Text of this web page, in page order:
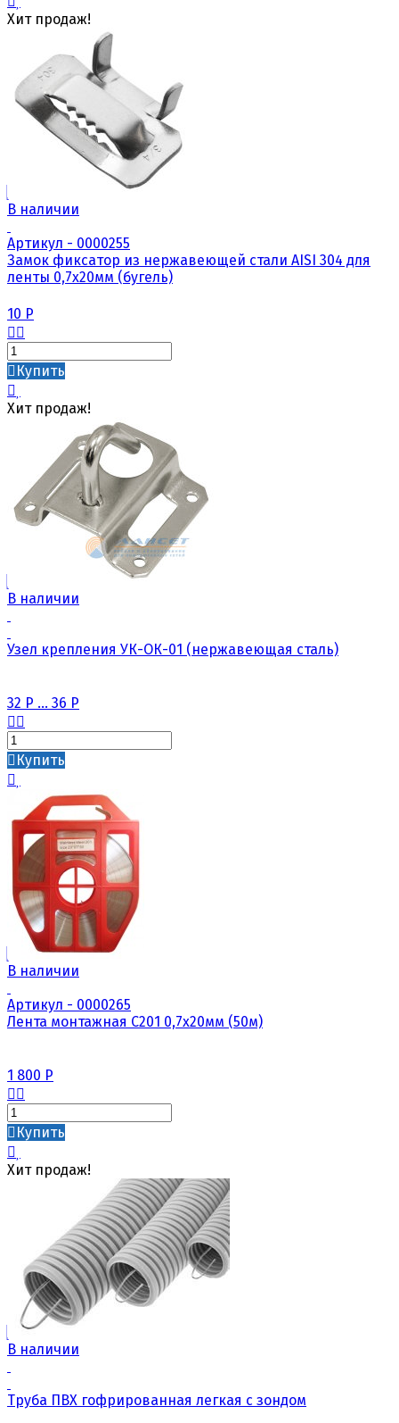
Хит продаж!
В наличии
Артикул - 0000255
Замок фиксатор из нержавеющей стали AISI 304 для
ленты 0,7х20мм (бугель)
10 Р
Купить
Хит продаж!
В наличии
Узел крепления УК-ОК-01 (нержавеющая сталь)
32 Р ... 36 Р
Купить
В наличии
Артикул - 0000265
Лента монтажная С201 0,7х20мм (50м)
1 800 Р
Купить
Хит продаж!
В наличии
Труба ПВХ гофрированная легкая с зондом